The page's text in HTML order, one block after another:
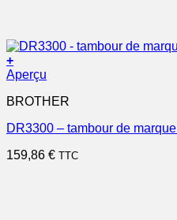
+
Aperçu
BROTHER
DR3300 – tambour de
159,86 € TTC